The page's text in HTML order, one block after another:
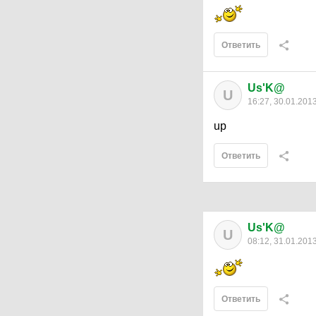
Ответить
U Us'K@
16:27,
up
Ответить
U Us'K@
08:12,
Ответить